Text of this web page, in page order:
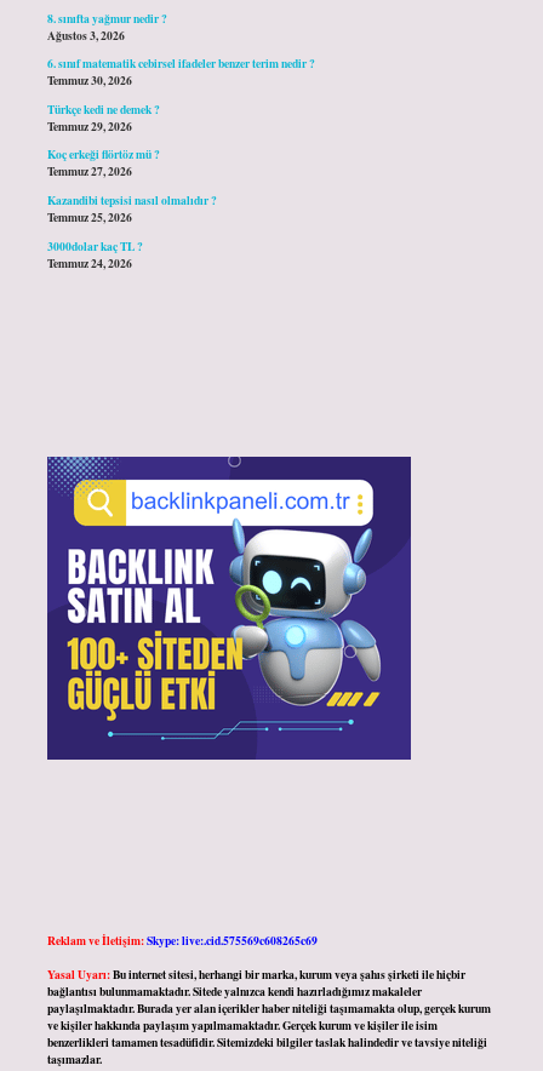
8. sınıfta yağmur nedir ?
Ağustos 3, 2026
6. sınıf matematik cebirsel ifadeler benzer terim nedir ?
Temmuz 30, 2026
Türkçe kedi ne demek ?
Temmuz 29, 2026
Koç erkeği flörtöz mü ?
Temmuz 27, 2026
Kazandibi tepsisi nasıl olmalıdır ?
Temmuz 25, 2026
3000dolar kaç TL ?
Temmuz 24, 2026
Reklam ve İletişim:Skype: live:.cid.575569c608265c69
Yasal Uyarı:Bu internet sitesi, herhangi bir marka, kurum veya şahıs şirketi ile hiçbir
bağlantısı bulunmamaktadır. Sitede yalnızca kendi hazırladığımız makaleler
paylaşılmaktadır. Burada yer alan içerikler haber niteliği taşımamakta olup, gerçek kurum
ve kişiler hakkında paylaşım yapılmamaktadır. Gerçek kurum ve kişiler ile isim
benzerlikleri tamamen tesadüfidir. Sitemizdeki bilgiler taslak halindedir ve tavsiye niteliği
taşımazlar.